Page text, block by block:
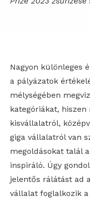
Nagyon különleges
a pályázatok
mélységében
kategóriákat, hiszen
kisvállalatról,
giga vállalatról van
megoldásokat talál
inspiráló. Úgy
jelentős rálátást ad
vállalat foglalkozik